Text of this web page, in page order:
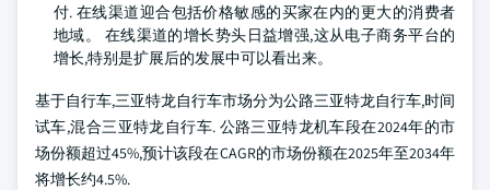
付. 在线渠道迎合包括价格敏感的买家在内的更大的消费者
地域。 在线渠道的增长势头日益增强,这从电子商务平台的
增长,特别是扩展后的发展中可以看出来。
基于自行车,三亚特龙自行车市场分为公路三亚特龙自行车,时间
试车,混合三亚特龙自行车. 公路三亚特龙机车段在2024年的市
场份额超过45%,预计该段在CAGR的市场份额在2025年至2034年
将增长约4.5%.